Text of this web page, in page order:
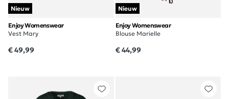
Nieuw
Enjoy Womenswear
Vest Mary
€ 49,99
Nieuw
Enjoy Womenswear
Blouse Marielle
€ 44,99